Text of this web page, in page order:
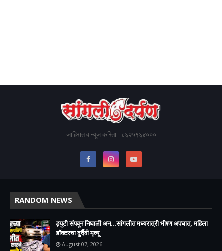
जाहिरात व न्यूज करिता - ८६२५९६४०००
RANDOM NEWS
ड्युटी संपवून निघाली अन्...सांगलीत मध्यरात्री भीषण अपघात, महिला
डॉक्टरचा दुर्दैवी मृत्यू
August 07, 2026